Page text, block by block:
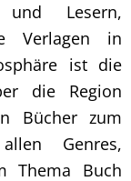
und Lesern,
Verlagen in
ist die
die Region
Bücher zum
Genres,
Thema Buch